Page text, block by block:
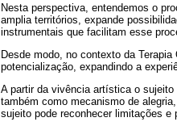
Nesta perspectiva, entendemos o
amplia territórios, expande
instrumentais que facilitam esse
Desde modo, no contexto da
potencialização, expandindo a
A partir da vivência artística o
também como mecanismo de
sujeito pode reconhecer limitações